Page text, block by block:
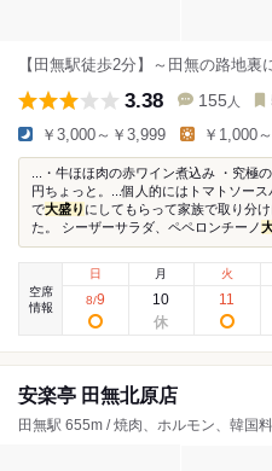
【田無駅徒歩2分】～田無の路地
3.38 155 人
￥3,000～￥3,999 ￥1,000
...・牛ほほ肉の赤ワイン煮込み ・究極
円ちょっと。...個人的にはトマトソー
で大盛り にしてもらって家族で取り分
た。 シーザーサラダ、ペペロンチーノ
空席
情報
日
8/9
月
10
火
11
安楽亭 田無北原店
田無駅 655m / 焼肉、ホルモン、韓国